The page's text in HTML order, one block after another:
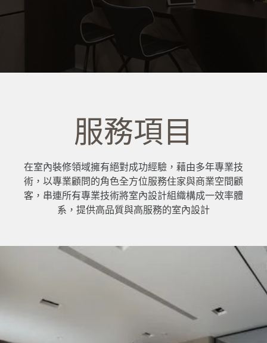
服務項目
在室內裝修領域擁有絕對成功經驗，藉由多年專業技
術，以專業顧問的角色全方位服務住家與商業空間顧
客，串連所有專業技術將室內設計組織構成一效率體
系，提供高品質與高服務的室內設計